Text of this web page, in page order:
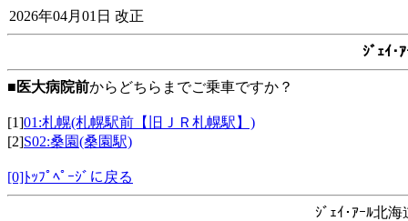
2026年04月01日 改正
ｼﾞｪｲ･
■ 医大病院前からどちらまでご乗車ですか？
[1]01:札幌(札幌駅前【旧ＪＲ札幌駅】)
[2]S02:桑園(桑園駅)
[0]ﾄｯﾌﾟﾍﾟｰｼﾞに戻る
ｼﾞｪｲ･ｱｰﾙ北